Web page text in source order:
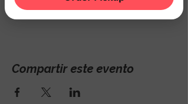
Hackettstown, NJ 07840, USA
Compartir este evento